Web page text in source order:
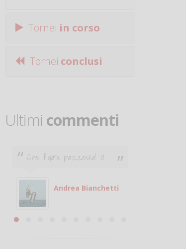
Tornei in corso
Tornei conclusi
Ultimi commenti
Che figata pazzesca! :O
Andrea Bianchetti